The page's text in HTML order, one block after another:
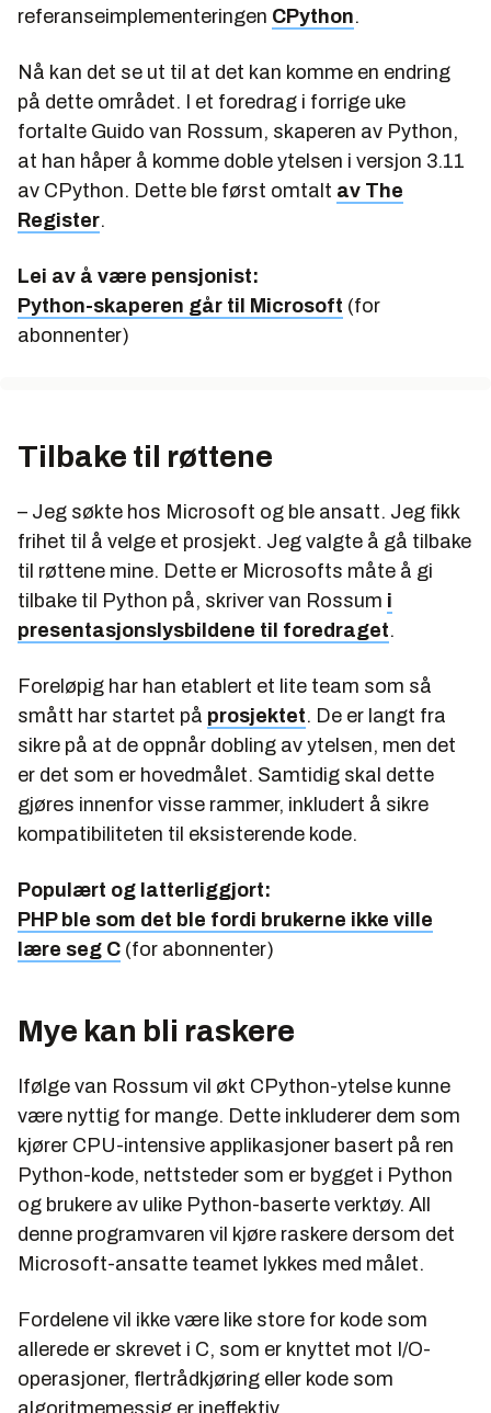
referanseimplementeringen CPython.
Nå kan det se ut til at det kan komme en endring
på dette området. I et foredrag i forrige uke
fortalte Guido van Rossum, skaperen av Python,
at han håper å komme doble ytelsen i versjon 3.11
av CPython. Dette ble først omtalt av The
Register.
Lei av å være pensjonist:
Python-skaperen går til Microsoft (for
abonnenter)
Tilbake til røttene
– Jeg søkte hos Microsoft og ble ansatt. Jeg fikk
frihet til å velge et prosjekt. Jeg valgte å gå tilbake
til røttene mine. Dette er Microsofts måte å gi
tilbake til Python på, skriver van Rossum i
presentasjonslysbildene til foredraget.
Foreløpig har han etablert et lite team som så
smått har startet på prosjektet. De er langt fra
sikre på at de oppnår dobling av ytelsen, men det
er det som er hovedmålet. Samtidig skal dette
gjøres innenfor visse rammer, inkludert å sikre
kompatibiliteten til eksisterende kode.
Populært og latterliggjort:
PHP ble som det ble fordi brukerne ikke ville
lære seg C (for abonnenter)
Mye kan bli raskere
Ifølge van Rossum vil økt CPython-ytelse kunne
være nyttig for mange. Dette inkluderer dem som
kjører CPU-intensive applikasjoner basert på ren
Python-kode, nettsteder som er bygget i Python
og brukere av ulike Python-baserte verktøy. All
denne programvaren vil kjøre raskere dersom det
Microsoft-ansatte teamet lykkes med målet.
Fordelene vil ikke være like store for kode som
allerede er skrevet i C, som er knyttet mot I/O-
operasjoner, flertrådkjøring eller kode som